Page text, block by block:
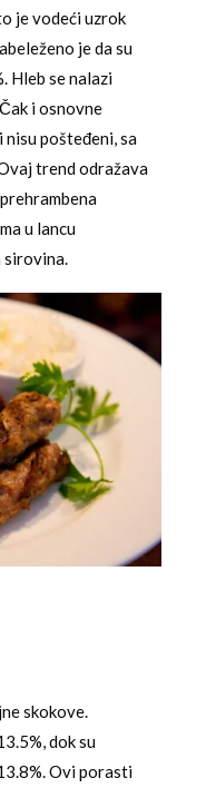
je vodeći uzrok
je da su
Hleb se nalazi
i osnovne
pošteđeni, sa
trend odražava
u lancu
sirovina.
skokove.
dok su
Ovi porasti